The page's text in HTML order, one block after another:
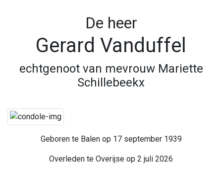
De heer
Gerard Vanduffel
echtgenoot van mevrouw Mariette
Schillebeekx
Geboren te Balen op 17 september 1939
Overleden te Overijse op 2 juli 2026